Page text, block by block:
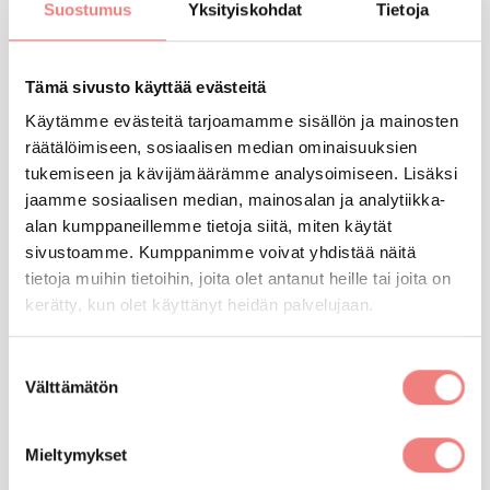
Suostumus Yksityiskohdat Tietoja
Tämä sivusto käyttää evästeitä
Käytämme evästeitä tarjoamamme sisällön ja mainosten
räätälöimiseen, sosiaalisen median ominaisuuksien
tukemiseen ja kävijämäärämme analysoimiseen. Lisäksi
jaamme sosiaalisen median, mainosalan ja analytiikka-
alan kumppaneillemme tietoja siitä, miten käytät
sivustoamme. Kumppanimme voivat yhdistää näitä
tietoja muihin tietoihin, joita olet antanut heille tai joita on
kerätty, kun olet käyttänyt heidän palvelujaan.
valinta
Välttämätön
Mieltymykset
bisnekselle turmiollinen.
digitalisaatiohankkeissa
Kehittämämme Ite wikin alusta tarjoaa
ohjelmistoyrityksille ilmaisen ja avoimen alustan, joka
toimii todellisena täsmäiskuna markkinoinnille ja
myynnille.
Alustan funktiona on auttaa it-hankkijoita löytämään
oikeat kumppanit liiketoiminnan digitalisaatiohankkeisiin.
Nyt myösOhjelmisto- ja e-business ry:n
yrityshakua